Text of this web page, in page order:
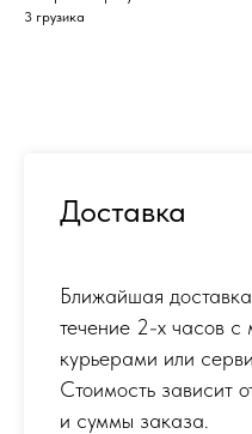
3 грузика
Доставка
Ближайшая
течение 2-х часов
курьерами или
Стоимость зависит
и суммы заказа.